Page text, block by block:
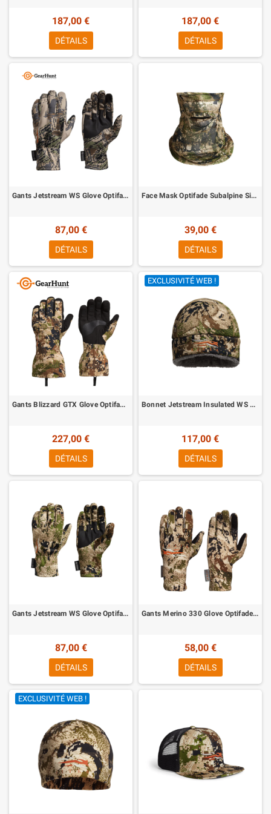
187,00 €
DÉTAILS
187,00 €
DÉTAILS
Gants Jetstream WS Glove Optifade Open Country Sitka
87,00 €
DÉTAILS
Face Mask Optifade Subalpine Sitka
39,00 €
DÉTAILS
Gants Blizzard GTX Glove Optifade Subalpine Sitka
227,00 €
DÉTAILS
EXCLUSIVITÉ WEB !
Bonnet Jetstream Insulated WS Beanie Optifade Subalpine Sitka
117,00 €
DÉTAILS
Gants Jetstream WS Glove Optifade Subalpine Sitka
87,00 €
DÉTAILS
Gants Merino 330 Glove Optifade Subalpine Sitka
58,00 €
DÉTAILS
EXCLUSIVITÉ WEB !